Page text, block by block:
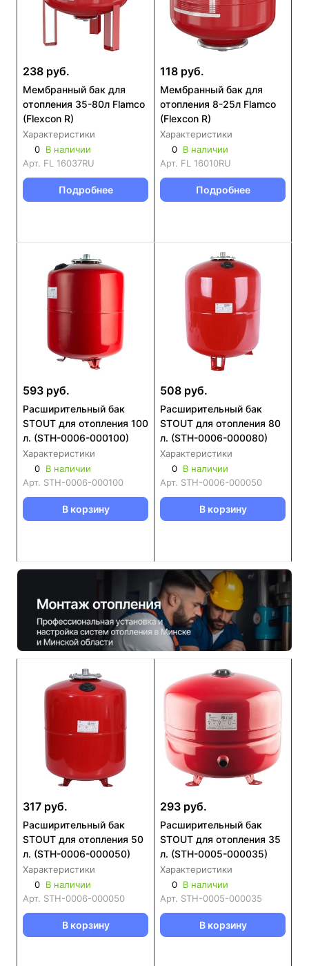
238 руб.
Мембранный бак для
отопления 35-80л Flamco
(Flexcon R)
Характеристики
0 В наличии
Арт. FL 16037RU
Подробнее
118 руб.
Мембранный бак для
отопления 8-25л Flamco
(Flexcon R)
Характеристики
0 В наличии
Арт. FL 16010RU
Подробнее
593 руб.
Расширительный бак
STOUT для отопления 100
л. (STH-0006-000100)
Характеристики
0 В наличии
Арт. STH-0006-000100
В корзину
508 руб.
Расширительный бак
STOUT для отопления 80
л. (STH-0006-000080)
Характеристики
0 В наличии
Арт. STH-0006-000050
В корзину
317 руб.
Расширительный бак
STOUT для отопления 50
л. (STH-0006-000050)
Характеристики
0 В наличии
Арт. STH-0006-000050
В корзину
293 руб.
Расширительный бак
STOUT для отопления 35
л. (STH-0005-000035)
Характеристики
0 В наличии
Арт. STH-0005-000035
В корзину